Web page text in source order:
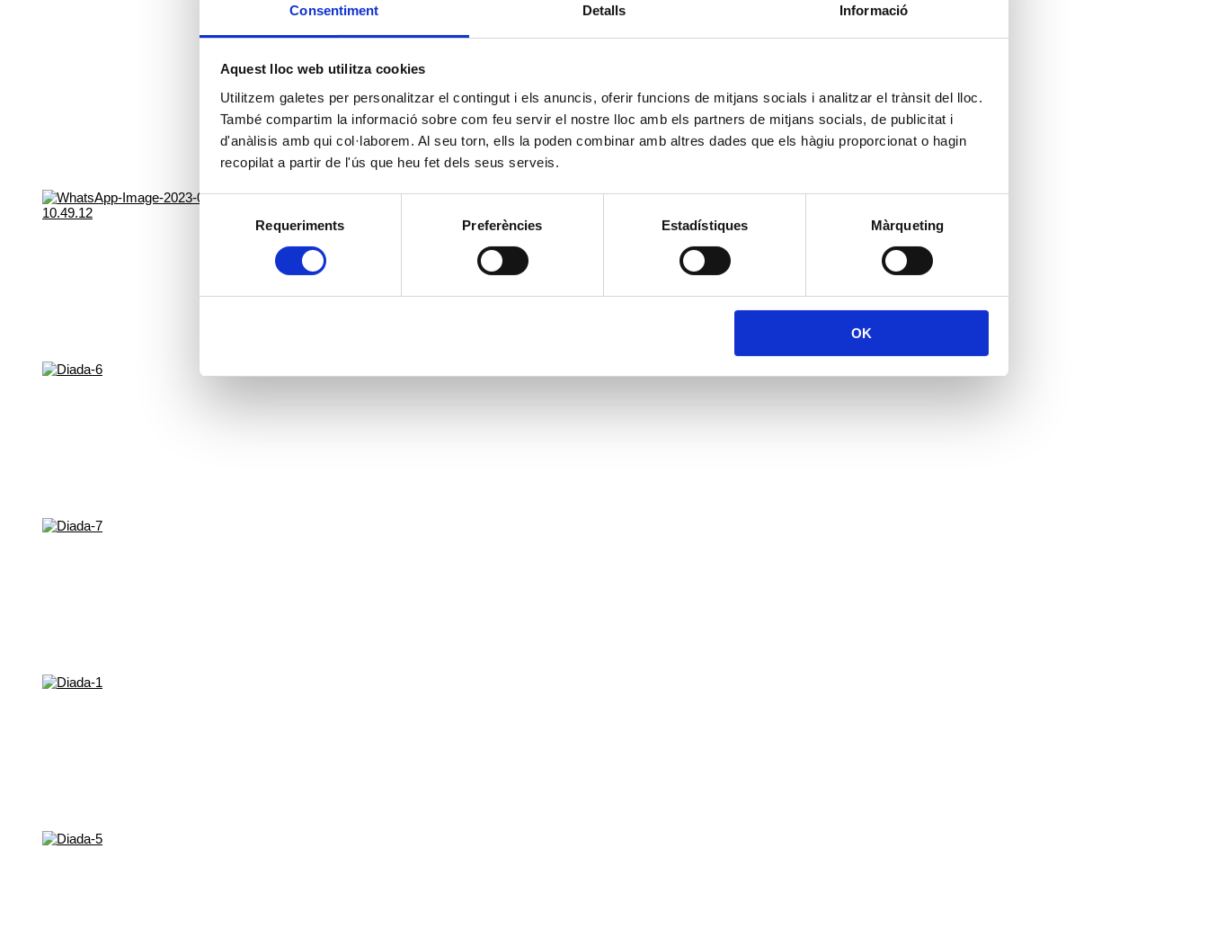
Consentiment Detalls Informació
Aquest lloc web utilitza cookies
Utilitzem galetes per personalitzar el contingut i els anuncis, oferir funcions de mitjans socials i analitzar el trànsit del lloc.
També compartim la informació sobre com feu servir el nostre lloc amb els partners de mitjans socials, de publicitat i
d'anàlisis amb qui col·laborem. Al seu torn, ells la poden combinar amb altres dades que els hàgiu proporcionat o hagin
recopilat a partir de l'ús que heu fet dels seus serveis.
Selecció
consentiment
Requeriments Preferències Estadístiques Màrqueting
OK